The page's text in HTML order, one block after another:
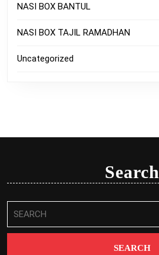
NASI BOX BANTUL
NASI BOX TAJIL RAMADHAN
Uncategorized
Search
for: